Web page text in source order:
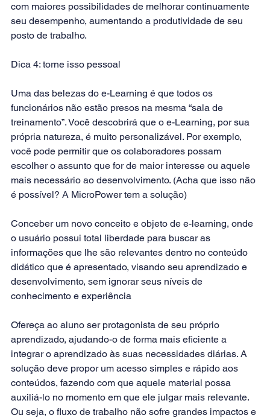
com maiores possibilidades de melhorar continuamente
seu desempenho, aumentando a produtividade de seu
posto de trabalho.
Dica 4: torne isso pessoal
Uma das belezas do e-Learning é que todos os
funcionários não estão presos na mesma “sala de
treinamento”. Você descobrirá que o e-Learning, por sua
própria natureza, é muito personalizável. Por exemplo,
você pode permitir que os colaboradores possam
escolher o assunto que for de maior interesse ou aquele
mais necessário ao desenvolvimento. (Acha que isso não
é possível? A MicroPower tem a solução)
Conceber um novo conceito e objeto de e-learning, onde
o usuário possui total liberdade para buscar as
informações que lhe são relevantes dentro no conteúdo
didático que é apresentado, visando seu aprendizado e
desenvolvimento, sem ignorar seus níveis de
conhecimento e experiência
Ofereça ao aluno ser protagonista de seu próprio
aprendizado, ajudando-o de forma mais eficiente a
integrar o aprendizado às suas necessidades diárias. A
solução deve propor um acesso simples e rápido aos
conteúdos, fazendo com que aquele material possa
auxiliá-lo no momento em que ele julgar mais relevante.
Ou seja, o fluxo de trabalho não sofre grandes impactos e